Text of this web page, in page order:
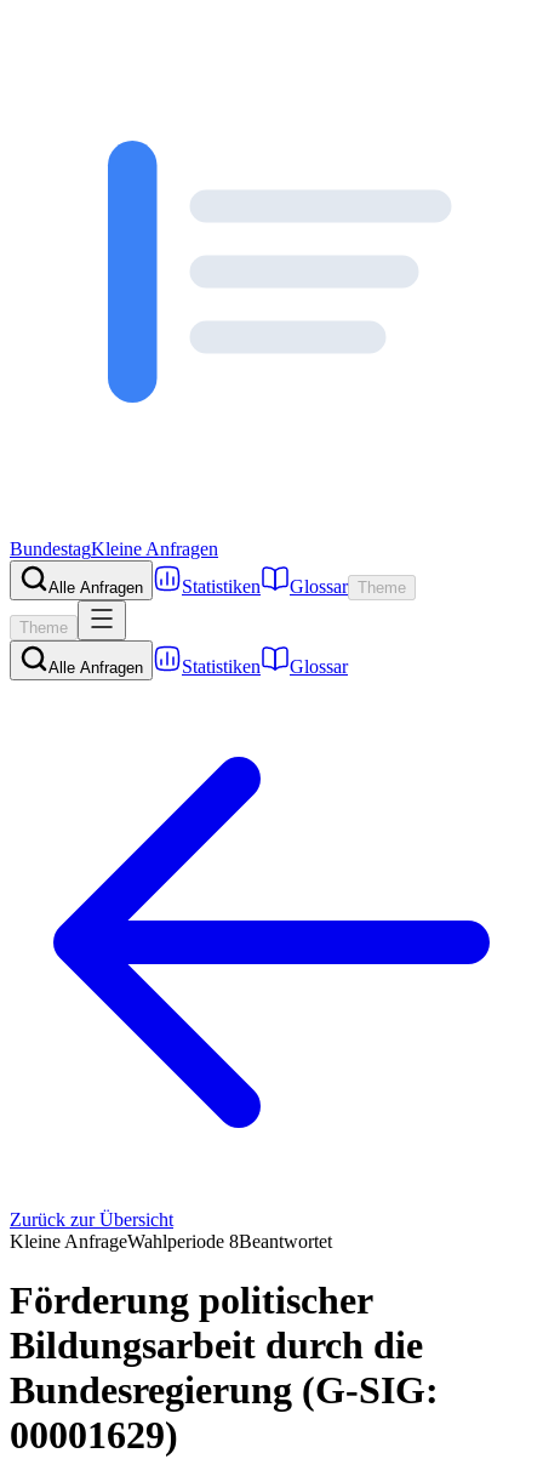
BundestagKleine Anfragen
Alle Anfragen Statistiken Glossar Theme
Theme
Alle Anfragen Statistiken Glossar
Zurück zur Übersicht
Kleine AnfrageWahlperiode 8Beantwortet
Förderung politischer
Bildungsarbeit durch die
Bundesregierung (G-SIG:
00001629)